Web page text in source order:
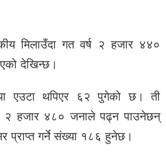
मिलाउँदा गत वर्ष २ हजार ४४०
देखिन्छ।
एउटा थपिएर ६२ पुगेको छ। ती
२ हजार ४८० जनाले पढ्न पाउनेछन्
प्राप्त गर्ने संख्या १८६ हुनेछ।